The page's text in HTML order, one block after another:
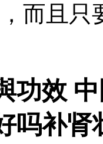
而且只
功效
吗补